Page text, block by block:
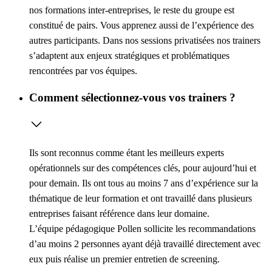
nos formations inter-entreprises, le reste du groupe est
constitué de pairs. Vous apprenez aussi de l’expérience des
autres participants. Dans nos sessions privatisées nos trainers
s’adaptent aux enjeux stratégiques et problématiques
rencontrées par vos équipes.
Comment sélectionnez-vous vos trainers ?
Ils sont reconnus comme étant les meilleurs experts
opérationnels sur des compétences clés, pour aujourd’hui et
pour demain. Ils ont tous au moins 7 ans d’expérience sur la
thématique de leur formation et ont travaillé dans plusieurs
entreprises faisant référence dans leur domaine.
L’équipe pédagogique Pollen sollicite les recommandations
d’au moins 2 personnes ayant déjà travaillé directement avec
eux puis réalise un premier entretien de screening.